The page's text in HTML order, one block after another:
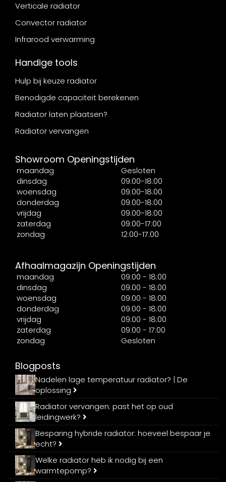
Verticale radiator
Convector radiator
Infrarood verwarming
Handige tools
Hulp bij keuze radiator
Benodigde capaciteit berekenen
Radiator laten plaatsen?
Radiator vervangen
Showroom Openingstijden
maandag
Gesloten
dinsdag
09:00-18:00
woensdag
09:00-18:00
donderdag
09:00-18:00
vrijdag
09:00-18:00
zaterdag
09:00-17:00
zondag
12:00-17:00
Afhaalmagazijn Openingstijden
maandag
09:00 - 18:00
dinsdag
09:00 - 18:00
woensdag
09:00 - 18:00
donderdag
09:00 - 18:00
vrijdag
09:00 - 18:00
zaterdag
09:00 - 17:00
zondag
Gesloten
Blogposts
Nadelen lage temperatuur radiator? | De
oplossing
Radiator vervangen: past het op oud
leidingwerk?
Besparing hybride radiator: hoeveel bespaar je
echt?
Welke radiator heb ik nodig bij een
warmtepomp?